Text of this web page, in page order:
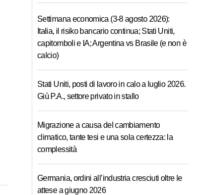
Settimana economica (3-8 agosto 2026):
Italia, il risiko bancario continua; Stati Uniti,
capitomboli e IA; Argentina vs Brasile (e non è
calcio)
Stati Uniti, posti di lavoro in calo a luglio 2026.
Giù P.A., settore privato in stallo
Migrazione a causa del cambiamento
climatico, tante tesi e una sola certezza: la
complessità
Germania, ordini all’industria cresciuti oltre le
attese a giugno 2026